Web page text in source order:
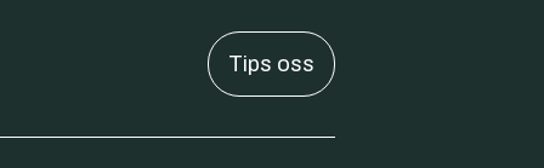
Tips oss